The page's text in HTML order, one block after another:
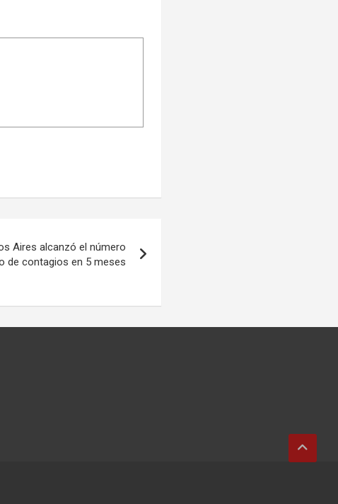
Aires alcanzó el número
de contagios en 5 meses